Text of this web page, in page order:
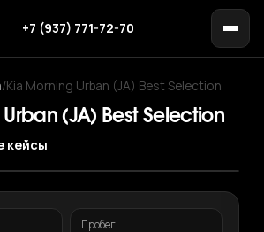
+7 (937) 771-72-70
/Kia Morning Urban (JA) Best Selection
(JA) Best Selection
кейсы
›
1/ 11
Пробег